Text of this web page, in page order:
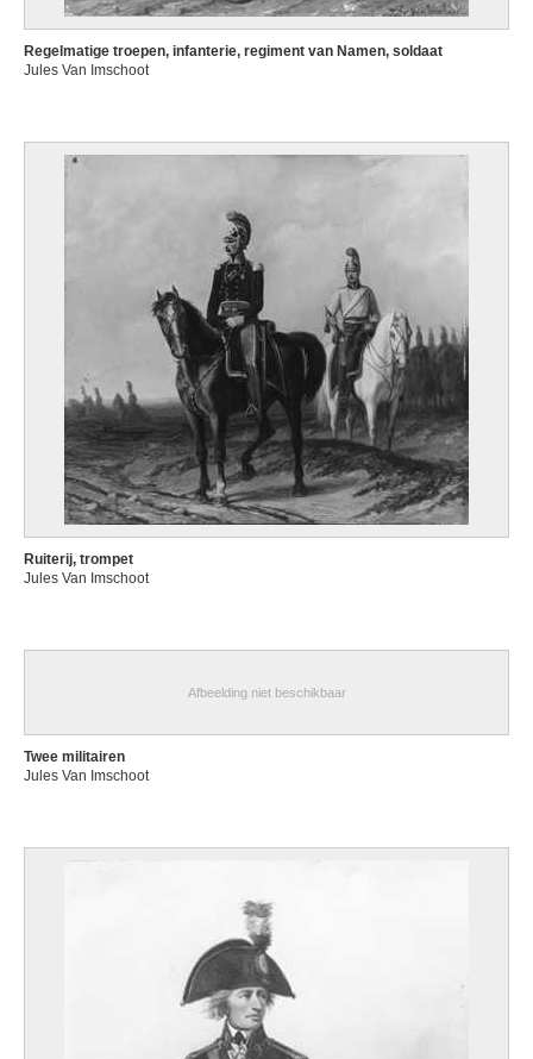
Regelmatige troepen, infanterie, regiment van Namen, soldaat
Jules Van Imschoot
Ruiterij, trompet
Jules Van Imschoot
Afbeelding niet beschikbaar
Twee militairen
Jules Van Imschoot